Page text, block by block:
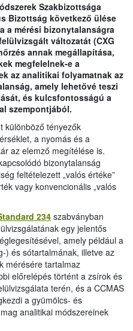
Szakbizottsága
Bizottság következő ülése
a mérési bizonytalanságra
változatát (CXG
annak megállapítása,
megfelelnek-e a
az analitikai folyamatnak az
amely lehetővé teszi
és kulcsfontosságú a
szempontjából.
különböző tényezők
a nyomás és a
az elemző megítélése is.
bizonytalanság
feltételezett „valós értéke”
vagy konvencionális „valós
234szabványban
egy jelentős
amely például a
) és sótartalmának, illetve az
mérésére tartalmaz
előrelépés történt a zsírok és
terén, és a CCMAS
a gyümölcs- és
analitikai módszereinek